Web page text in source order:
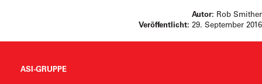
Autor: Rob Smither
Veröffentlicht: 29. September 2016
ASI-GRUPPE